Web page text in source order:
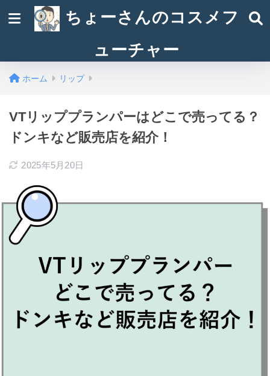
ちょーさんのコスメフ
ューチャー
ホーム リップ
VTリッププランパーはどこで売ってる？
ドンキなど販売店を紹介！
2025年5月20日